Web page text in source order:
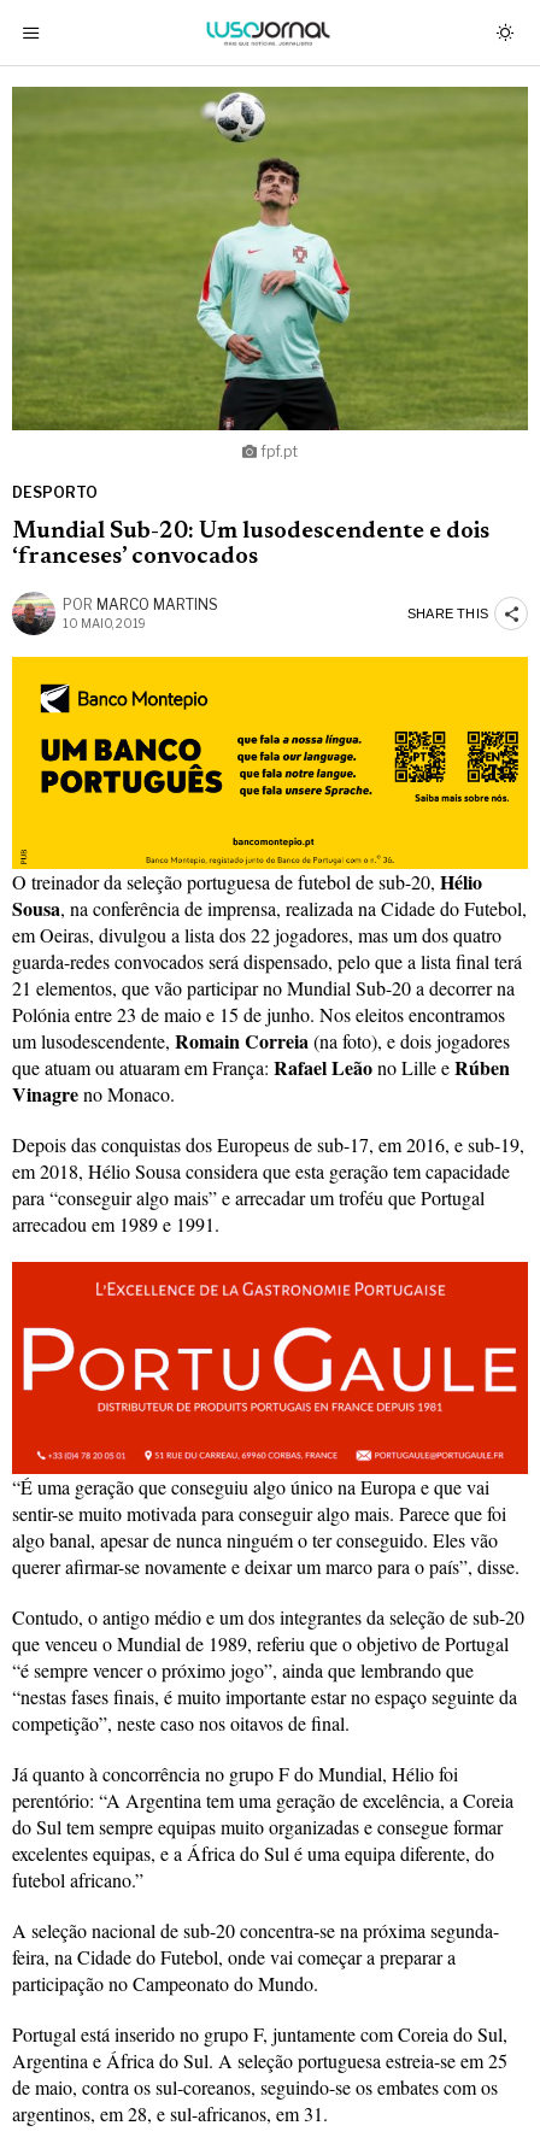
fpf.pt
DESPORTO
Mundial Sub-20: Um lusodescendente e dois
‘franceses’ convocados
POR MARCO MARTINS
10 MAIO, 2019
SHARE THIS
O treinador da seleção portuguesa de futebol de sub-20, Hélio
Sousa, na conferência de imprensa, realizada na Cidade do Futebol,
em Oeiras, divulgou a lista dos 22 jogadores, mas um dos quatro
guarda-redes convocados será dispensado, pelo que a lista final terá
21 elementos, que vão participar no Mundial Sub-20 a decorrer na
Polónia entre 23 de maio e 15 de junho. Nos eleitos encontramos
um lusodescendente, Romain Correia(na foto), e dois jogadores
que atuam ou atuaram em França: Rafael Leãono Lille eRúben
Vinagreno Monaco.
Depois das conquistas dos Europeus de sub-17, em 2016, e sub-19,
em 2018, Hélio Sousa considera que esta geração tem capacidade
para “conseguir algo mais” e arrecadar um troféu que Portugal
arrecadou em 1989 e 1991.
“É uma geração que conseguiu algo único na Europa e que vai
sentir-se muito motivada para conseguir algo mais. Parece que foi
algo banal, apesar de nunca ninguém o ter conseguido. Eles vão
querer afirmar-se novamente e deixar um marco para o país”, disse.
Contudo, o antigo médio e um dos integrantes da seleção de sub-20
que venceu o Mundial de 1989, referiu que o objetivo de Portugal
“é sempre vencer o próximo jogo”, ainda que lembrando que
“nestas fases finais, é muito importante estar no espaço seguinte da
competição”, neste caso nos oitavos de final.
Já quanto à concorrência no grupo F do Mundial, Hélio foi
perentório: “A Argentina tem uma geração de excelência, a Coreia
do Sul tem sempre equipas muito organizadas e consegue formar
excelentes equipas, e a África do Sul é uma equipa diferente, do
futebol africano.”
A seleção nacional de sub-20 concentra-se na próxima segunda-
feira, na Cidade do Futebol, onde vai começar a preparar a
participação no Campeonato do Mundo.
Portugal está inserido no grupo F, juntamente com Coreia do Sul,
Argentina e África do Sul. A seleção portuguesa estreia-se em 25
de maio, contra os sul-coreanos, seguindo-se os embates com os
argentinos, em 28, e sul-africanos, em 31.